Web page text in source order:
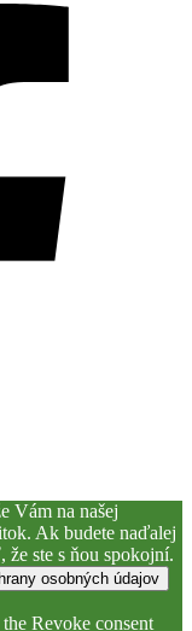
Vám na našej
Ak budete naďalej
ste s ňou spokojní.
osobných údajov
Revoke consent